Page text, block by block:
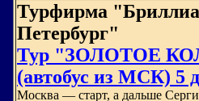
Турфирма
Петербург"
Тур "ЗОЛОТОЕ
(автобус из МСК) 5
Москва — старт, а дальше